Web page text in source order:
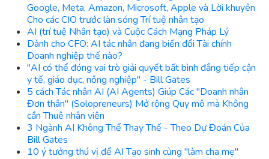
Google, Meta, Amazon, Microsoft, Apple và Lời khuyên
Cho các CIO trước làn sóng Trí tuệ nhân tạo
AI (trí tuệ Nhân tạo) và Cuộc Cách Mạng Pháp Lý
Dành cho CFO: AI tác nhân đang biến đổi Tài chính
Doanh nghiệp thế nào?
"AI có thể đóng vai trò giải quyết bất bình đẳng tiếp cận
y tế, giáo dục, nông nghiệp" - Bill Gates
5 cách Tác nhân AI (AI Agents) Giúp Các "Doanh nhân
Đơn thân" (Solopreneurs) Mở rộng Quy mô mà Không
cần Thuê nhân viên
3 Ngành AI Không Thể Thay Thế - Theo Dự Đoán Của
Bill Gates
10 ý tưởng thú vị để AI Tạo sinh cùng "làm cha mẹ"